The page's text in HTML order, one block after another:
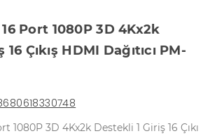
Port 1080P 3D 4Kx2k
Çıkış HDMI Dağıtıcı PM-
1080P 3D 4Kx2k Destekli 1 Giriş 16 Çıkı